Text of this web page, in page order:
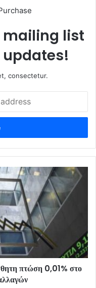
mailing list
consectetur.
πτώση 0,01% στο